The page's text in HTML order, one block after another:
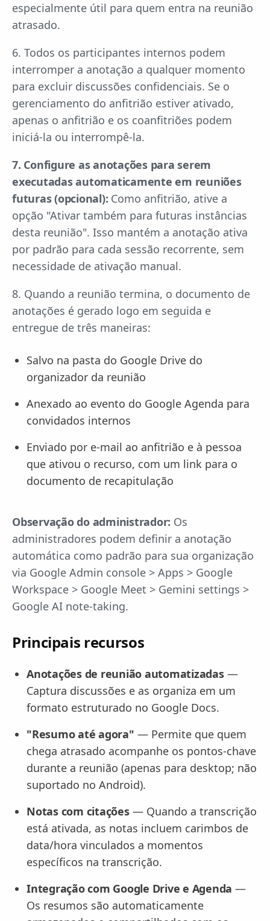
especialmente útil para quem entra na reunião
atrasado.
6. Todos os participantes internos podem
interromper a anotação a qualquer momento
para excluir discussões confidenciais. Se o
gerenciamento do anfitrião estiver ativado,
apenas o anfitrião e os coanfitriões podem
iniciá-la ou interrompê-la.
7. Configure as anotações para serem
executadas automaticamente em reuniões
futuras (opcional): Como anfitrião, ative a
opção "Ativar também para futuras instâncias
desta reunião". Isso mantém a anotação ativa
por padrão para cada sessão recorrente, sem
necessidade de ativação manual.
8. Quando a reunião termina, o documento de
anotações é gerado logo em seguida e
entregue de três maneiras:
Salvo na pasta do Google Drive do
organizador da reunião
Anexado ao evento do Google Agenda para
convidados internos
Enviado por e-mail ao anfitrião e à pessoa
que ativou o recurso, com um link para o
documento de recapitulação
Observação do administrador: Os
administradores podem definir a anotação
automática como padrão para sua organização
via Google Admin console > Apps > Google
Workspace > Google Meet > Gemini settings >
Google AI note-taking.
Principais recursos
Anotações de reunião automatizadas—
Captura discussões e as organiza em um
formato estruturado no Google Docs.
"Resumo até agora" — Permite que quem
chega atrasado acompanhe os pontos-chave
durante a reunião (apenas para desktop; não
suportado no Android).
Notas com citações— Quando a transcrição
está ativada, as notas incluem carimbos de
data/hora vinculados a momentos
específicos na transcrição.
Integração com Google Drive e Agenda —
Os resumos são automaticamente